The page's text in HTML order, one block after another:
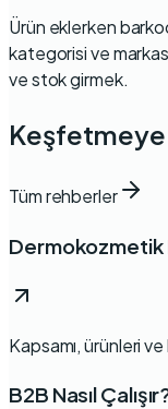
Ürün eklerken
kategorisi ve
ve stok girmek.
Tüm rehberler
Dermokozmetik
Kapsamı, ürünleri
B2B Nasıl